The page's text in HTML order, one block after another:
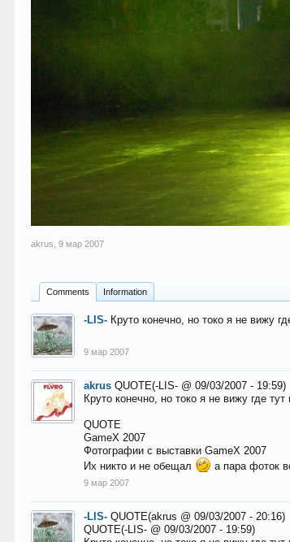
akrus ,9 мар 2007
Comments Information
-LIS- Круто конечно, но токо я не вижу
9 мар 2007
akrus QUOTE(-LIS- @ 09/03/2007 - 19:59)
Круто конечно, но токо я не вижу где тут
QUOTE
GameX 2007
Фотографии с выставки GameX 2007
Их никто и не обещал
а пара фоток
9 мар 2007
-LIS- QUOTE(akrus @ 09/03/2007 - 20:16)
QUOTE(-LIS- @ 09/03/2007 - 19:59)